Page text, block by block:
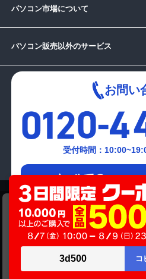
hp Compaq 6710b
商品価格 20,350円
在庫があり
パソコン市場について
パソコン販売以外のサービス
お問い
受付時間：
メールでの
お問い合わせはこ
当サイトでは利用体験の向上およ
ラフィックの分析を目的として
サイトの閲覧を継続された場合、
のといたします。
承諾す